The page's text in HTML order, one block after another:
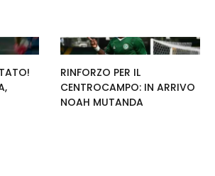
RINFORZO PER IL
CENTROCAMPO: IN ARRIVO
NOAH MUTANDA